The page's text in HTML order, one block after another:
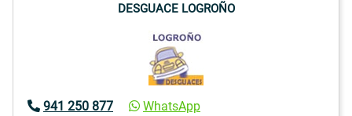
DESGUACE LOGROÑO
941 250 877
WhatsApp